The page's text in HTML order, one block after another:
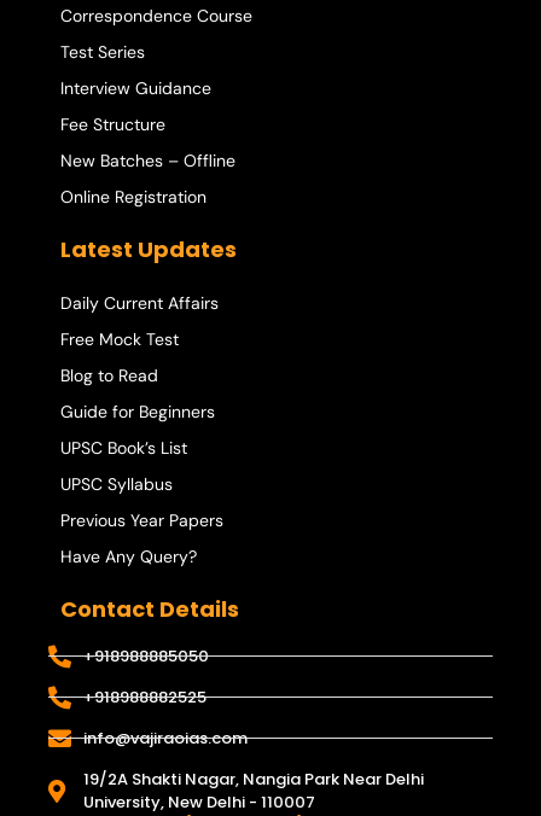
Correspondence Course
Test Series
Interview Guidance
Fee Structure
New Batches – Offline
Online Registration
Latest Updates
Daily Current Affairs
Free Mock Test
Blog to Read
Guide for Beginners
UPSC Book’s List
UPSC Syllabus
Previous Year Papers
Have Any Query?
Contact Details
+918988885050
+918988882525
info@vajiraoias.com
19/2A Shakti Nagar, Nangia Park Near Delhi
University, New Delhi - 110007